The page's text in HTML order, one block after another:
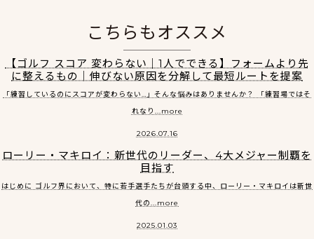
こちらもオススメ
【ゴルフ スコア 変わらない｜1人でできる】フォームより先
に整えるもの｜伸びない原因を分解して最短ルートを提案
「練習しているのにスコアが変わらない…」そんな悩みはありませんか？ 「練習場ではそ
れなり...more
2026.07.16
ローリー・マキロイ：新世代のリーダー、4大メジャー制覇を
目指す
はじめに ゴルフ界において、特に若手選手たちが台頭する中、ローリー・マキロイは新世
代の...more
2025.01.03